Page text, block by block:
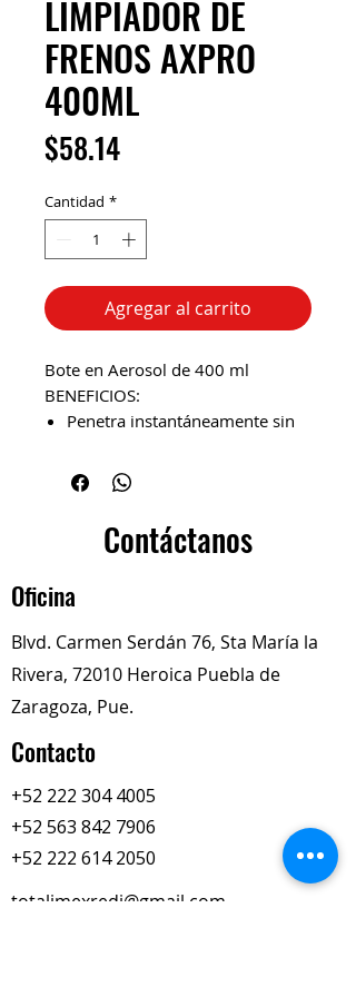
LIMPIADOR DE
FRENOS AXPRO
400ML
$58.14Precio
Cantidad *
Agregar al carrito
Bote en Aerosol de 400 ml
BENEFICIOS:
Penetra instantáneamente sin
Remueve líquido de frenos y
polvo de balata.
Puede ser usado en frenos de
disco y tambor.
partes.
evaporación.
Evita y previene la oxidación
del sistema.
obra.
sensores.
Elimina ruidos causados por
suciedad.
frenado.
Contáctanos
Oficina
Blvd. Carmen Serdán 76, Sta María la
Rivera, 72010 Heroica Puebla de
Zaragoza, Pue.
Contacto
+52 222 304 4005
+52 563 842 7906
+52 222 614 2050
totalimexredi@gmail.com